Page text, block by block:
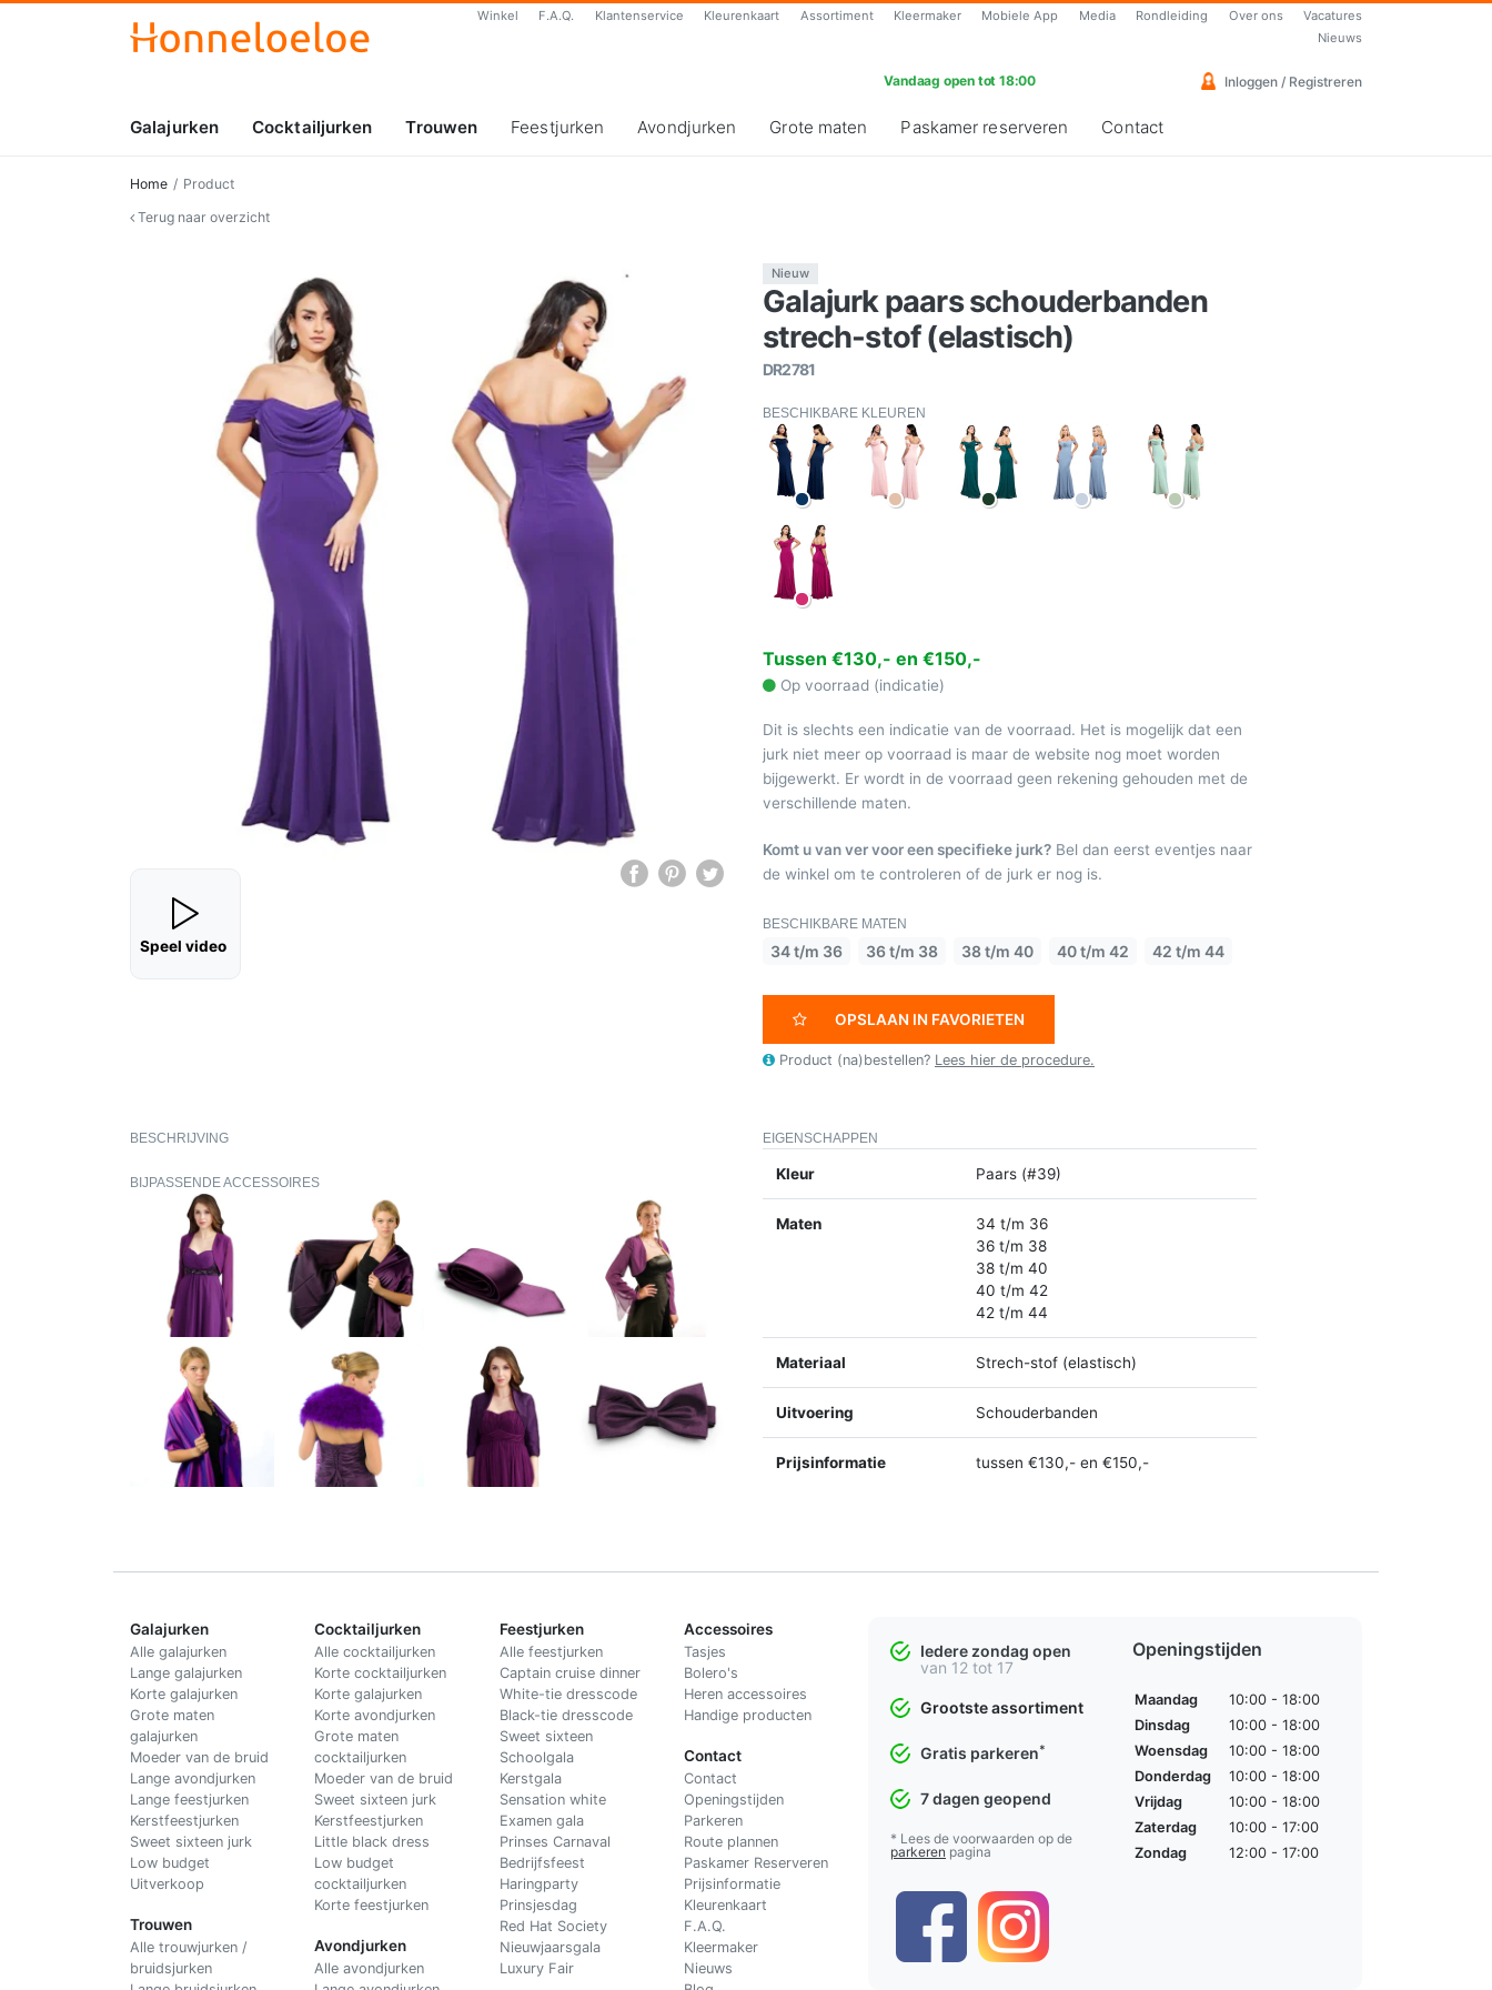
Winkel F.A.Q. Klantenservice Kleurenkaart Assortiment Kleermaker Mobiele App Media Rondleiding Over ons
Vacatures
Nieuws
Vandaag open tot 18:00 Inloggen / Registreren
Galajurken Cocktailjurken Trouwen Feestjurken Avondjurken Grote maten Paskamer reserveren Contact
Home
Product
Terug naar overzicht
Speel video
Nieuw
Galajurk paars schouderbanden
strech-stof (elastisch)
DR2781
BESCHIKBARE KLEUREN
Tussen €130,- en €150,-
Op voorraad (indicatie)
Dit is slechts een indicatie van de voorraad. Het is mogelijk dat een
jurk niet meer op voorraad is maar de website nog moet worden
bijgewerkt. Er wordt in de voorraad geen rekening gehouden met de
verschillende maten.
Komt u van ver voor een specifieke jurk? Bel dan eerst eventjes naar
de winkel om te controleren of de jurk er nog is.
BESCHIKBARE MATEN
34 t/m 36 36 t/m 38 38 t/m 40 40 t/m 42 42 t/m 44
OPSLAAN IN FAVORIETEN
Product (na)bestellen? Lees hier de procedure.
BESCHRIJVING
BIJPASSENDE ACCESSOIRES
EIGENSCHAPPEN
Kleur Paars (#39)
Maten
34 t/m 36
36 t/m 38
38 t/m 40
40 t/m 42
42 t/m 44
Materiaal Strech-stof (elastisch)
Uitvoering Schouderbanden
Prijsinformatie tussen €130,- en €150,-
Galajurken
Alle galajurken
Lange galajurken
Korte galajurken
Grote maten
galajurken
Moeder van de bruid
Lange avondjurken
Lange feestjurken
Kerstfeestjurken
Sweet sixteen jurk
Low budget
Uitverkoop
Trouwen
Alle trouwjurken /
bruidsjurken
Cocktailjurken
Alle cocktailjurken
Korte cocktailjurken
Korte galajurken
Korte avondjurken
Grote maten
cocktailjurken
Moeder van de bruid
Sweet sixteen jurk
Kerstfeestjurken
Little black dress
Low budget
cocktailjurken
Korte feestjurken
Avondjurken
Alle avondjurken
Feestjurken
Alle feestjurken
Captain cruise dinner
White-tie dresscode
Black-tie dresscode
Sweet sixteen
Schoolgala
Kerstgala
Sensation white
Examen gala
Prinses Carnaval
Bedrijfsfeest
Haringparty
Prinsjesdag
Red Hat Society
Nieuwjaarsgala
Luxury Fair
Accessoires
Tasjes
Bolero's
Heren accessoires
Handige producten
Contact
Contact
Openingstijden
Parkeren
Route plannen
Paskamer Reserveren
Prijsinformatie
Kleurenkaart
F.A.Q.
Kleermaker
Nieuws
Iedere zondag open
van 12 tot 17
Grootste assortiment
Gratis parkeren*
7 dagen geopend
* Lees de voorwaarden op de
parkeren pagina
Openingstijden
Maandag
10:00 - 18:00
Dinsdag
10:00 - 18:00
Woensdag
10:00 - 18:00
Donderdag
10:00 - 18:00
Vrijdag
10:00 - 18:00
Zaterdag
10:00 - 17:00
Zondag
12:00 - 17:00